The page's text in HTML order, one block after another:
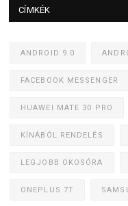
CÍMKÉK
ANDROID 9.0
FACEBOOK MESSENGER
HUAWEI MATE 30 PRO
KÍNÁBÓL RENDELÉS
LEGJOBB OKOSÓRA
ONEPLUS 7T